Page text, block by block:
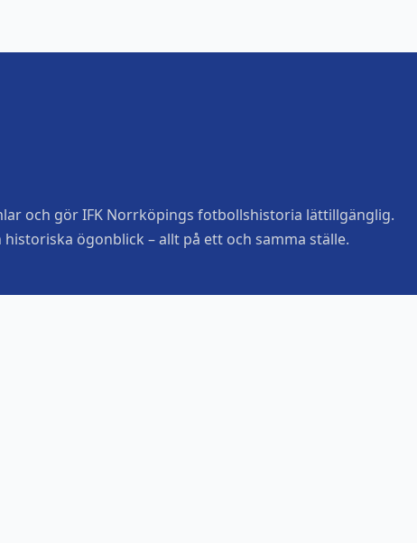
och gör IFK Norrköpings fotbollshistoria lättillgänglig.
ögonblick – allt på ett och samma ställe.